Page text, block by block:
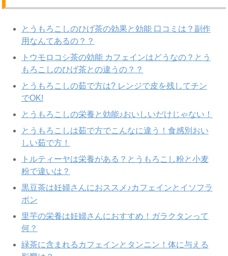
とうもろこしのひげ茶の効果と効能 口コミは？副作
用なんてあるの？？
トウモロコシ茶の効能 カフェインはどうなの？とう
もろこしのひげ茶との違うの？？
とうもろこしの茹で方は? レンジで皮を残してチン
でOK!
とうもろこしの栄養と効能♪おいしいだけじゃない！
とうもろこしは茹で方でこんなに違う！食感別おい
しい茹で方！
トルティーヤは栄養がある？とうもろこし粉と小麦
粉で違いは？
黒豆茶は妊婦さんにおススメ♪カフェインとイソフラ
ボン
里芋の栄養は妊婦さんにおすすめ！ガラクタンって
何？
緑茶に含まれるカフェインとタンニン！体に与える